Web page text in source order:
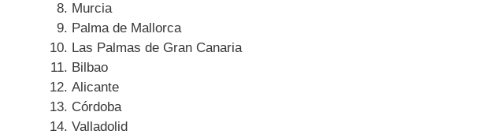
Murcia
Palma de Mallorca
Las Palmas de Gran Canaria
Bilbao
Alicante
Córdoba
Valladolid